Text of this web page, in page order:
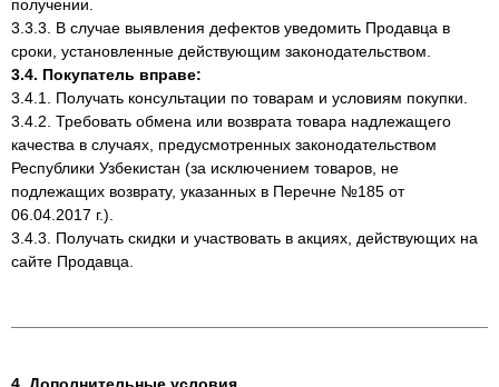
получении.
3.3.3. В случае выявления дефектов уведомить Продавца в
сроки, установленные действующим законодательством.
3.4. Покупатель вправе:
3.4.1. Получать консультации по товарам и условиям покупки.
3.4.2. Требовать обмена или возврата товара надлежащего
качества в случаях, предусмотренных законодательством
Республики Узбекистан (за исключением товаров, не
подлежащих возврату, указанных в Перечне №185 от
06.04.2017 г.).
3.4.3. Получать скидки и участвовать в акциях, действующих на
сайте Продавца.